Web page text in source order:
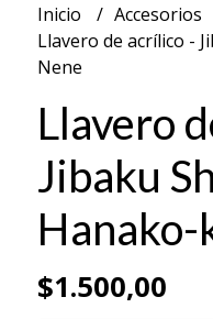
Inicio Accesorios
Llavero de acrílico -
Nene
Llavero
Jibaku
$1.500,00